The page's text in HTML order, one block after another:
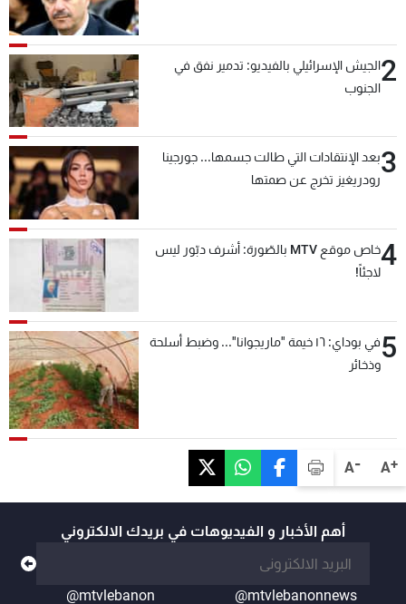
A+
A-
2الجيش الإسرائيلي بالفيديو: تدمير نفق في
الجنوب
3بعد الإنتقادات التي طالت جسمها... جورجينا
رودريغيز تخرج عن صمتها
4
خاص موقع MTV بالصّورة: أشرف دبّور ليس
لاجئاً!
5
في بوداي: ١٦ خيمة "ماريجوانا"... وضبط أسلحة
وذخائر
أهم الأخبار و الفيديوهات في بريدك الالكتروني
@mtvlebanonnews
@mtvlebanon